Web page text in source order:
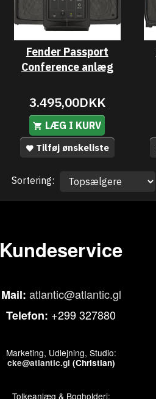
Fender Passport
Conference anlæg
3.495,00DKK
LÆG I KURV
Tilføj ønskeliste
Sortering:
Kundeservice
Mail: atlantic@atlantic.gl
Telefon: +299 327880
Marketing, Udlejning, Studio:
cke@atlantic.gl (Christian)
Tolkeanlæg & Bogholderi: